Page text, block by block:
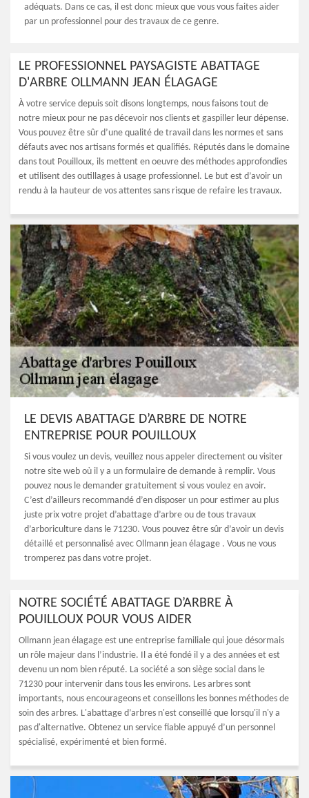
adéquats. Dans ce cas, il est donc mieux que vous vous faites aider
par un professionnel pour des travaux de ce genre.
LE PROFESSIONNEL PAYSAGISTE ABATTAGE
D'ARBRE OLLMANN JEAN ÉLAGAGE
À votre service depuis soit disons longtemps, nous faisons tout de
notre mieux pour ne pas décevoir nos clients et gaspiller leur dépense.
Vous pouvez être sûr d’une qualité de travail dans les normes et sans
défauts avec nos artisans formés et qualifiés. Réputés dans le domaine
dans tout Pouilloux, ils mettent en oeuvre des méthodes approfondies
et utilisent des outillages à usage professionnel. Le but est d’avoir un
rendu à la hauteur de vos attentes sans risque de refaire les travaux.
LE DEVIS ABATTAGE D’ARBRE DE NOTRE
ENTREPRISE POUR POUILLOUX
Si vous voulez un devis, veuillez nous appeler directement ou visiter
notre site web où il y a un formulaire de demande à remplir. Vous
pouvez nous le demander gratuitement si vous voulez en avoir.
C’est d’ailleurs recommandé d’en disposer un pour estimer au plus
juste prix votre projet d’abattage d’arbre ou de tous travaux
d’arboriculture dans le 71230. Vous pouvez être sûr d’avoir un devis
détaillé et personnalisé avec Ollmann jean élagage . Vous ne vous
tromperez pas dans votre projet.
NOTRE SOCIÉTÉ ABATTAGE D’ARBRE À
POUILLOUX POUR VOUS AIDER
Ollmann jean élagage est une entreprise familiale qui joue désormais
un rôle majeur dans l’industrie. Il a été fondé il y a des années et est
devenu un nom bien réputé. La société a son siège social dans le
71230 pour intervenir dans tous les environs. Les arbres sont
importants, nous encourageons et conseillons les bonnes méthodes de
soin des arbres. L'abattage d’arbres n'est conseillé que lorsqu'il n'y a
pas d'alternative. Obtenez un service fiable appuyé d’un personnel
spécialisé, expérimenté et bien formé.